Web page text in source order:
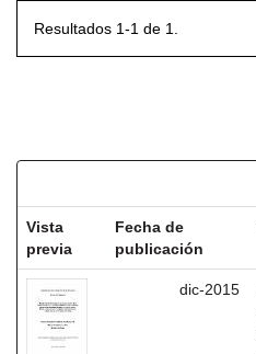
Resultados 1-1 de 1.
Vista
previa
Fecha de
publicación
dic-2015